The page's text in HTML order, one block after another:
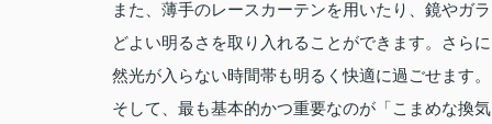
また、薄手のレースカーテンを用いたり、鏡やガ
どよい明るさを取り入れることができます。さら
然光が入らない時間帯も明るく快適に過ごせます。
そして、最も基本的かつ重要なのが「こまめな換